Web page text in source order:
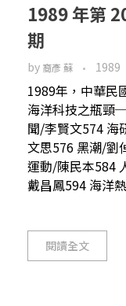
1989 年第
期
by 裔彥 蘇 1989
1989年，中華民
海洋科技之瓶頸
聞/李賢文574
文思576 黑潮/劉
運動/陳民本584
戴昌鳳594 海洋
閱讀全文